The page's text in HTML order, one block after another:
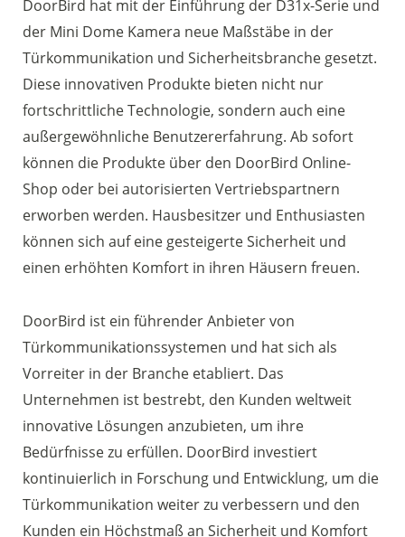
DoorBird hat mit der Einführung der D31x-Serie und
der Mini Dome Kamera neue Maßstäbe in der
Türkommunikation und Sicherheitsbranche gesetzt.
Diese innovativen Produkte bieten nicht nur
fortschrittliche Technologie, sondern auch eine
außergewöhnliche Benutzererfahrung. Ab sofort
können die Produkte über den DoorBird Online-
Shop oder bei autorisierten Vertriebspartnern
erworben werden. Hausbesitzer und Enthusiasten
können sich auf eine gesteigerte Sicherheit und
einen erhöhten Komfort in ihren Häusern freuen.
DoorBird ist ein führender Anbieter von
Türkommunikationssystemen und hat sich als
Vorreiter in der Branche etabliert. Das
Unternehmen ist bestrebt, den Kunden weltweit
innovative Lösungen anzubieten, um ihre
Bedürfnisse zu erfüllen. DoorBird investiert
kontinuierlich in Forschung und Entwicklung, um die
Türkommunikation weiter zu verbessern und den
Kunden ein Höchstmaß an Sicherheit und Komfort